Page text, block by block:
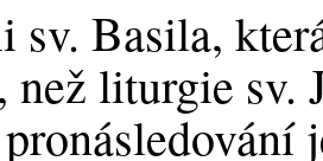
Basila,
než liturgie sv.